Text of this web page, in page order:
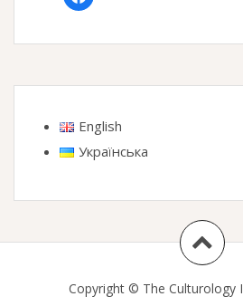
English
Українська
Copyright © The Culturology